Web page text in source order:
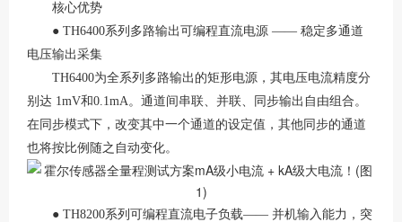
核心优势
● TH6400系列多路输出可编程直流电源 —— 稳定多通道
电压输出采集
TH6400为全系列多路输出的矩形电源，其电压电流精度分
别达 1mV和0.1mA。通道间串联、并联、同步输出自由组合。
在同步模式下，改变其中一个通道的设定值，其他同步的通道
也将按比例随之自动变化。
● TH8200系列可编程直流电子负载—— 并机输入能力，突